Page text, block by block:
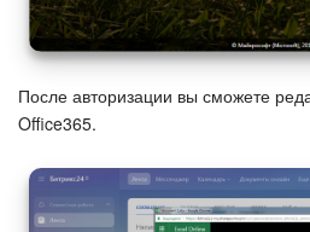
КЭДО
Подпись
Центр продаж
После авторизации вы сможете
Office365.